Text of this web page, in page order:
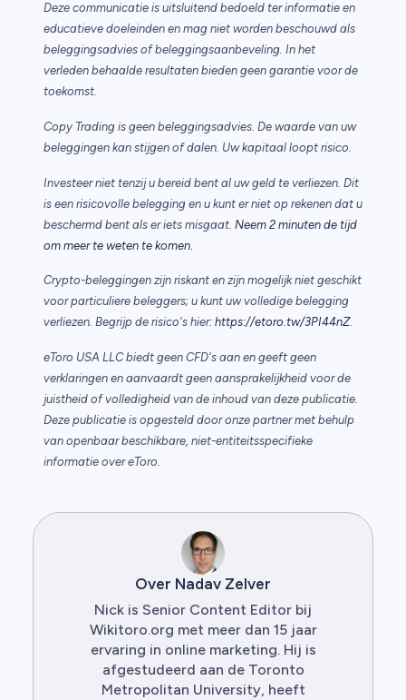
Deze communicatie is uitsluitend bedoeld ter informatie en
educatieve doeleinden en mag niet worden beschouwd als
beleggingsadvies of beleggingsaanbeveling. In het
verleden behaalde resultaten bieden geen garantie voor de
toekomst.
Copy Trading is geen beleggingsadvies. De waarde van uw
beleggingen kan stijgen of dalen. Uw kapitaal loopt risico.
Investeer niet tenzij u bereid bent al uw geld te verliezen. Dit
is een risicovolle belegging en u kunt er niet op rekenen dat u
beschermd bent als er iets misgaat. Neem 2 minuten de tijd
om meer te weten te komen.
Crypto-beleggingen zijn riskant en zijn mogelijk niet geschikt
voor particuliere beleggers; u kunt uw volledige belegging
verliezen. Begrijp de risico's hier: https://etoro.tw/3PI44nZ.
eToro USA LLC biedt geen CFD's aan en geeft geen
verklaringen en aanvaardt geen aansprakelijkheid voor de
juistheid of volledigheid van de inhoud van deze publicatie.
Deze publicatie is opgesteld door onze partner met behulp
van openbaar beschikbare, niet-entiteitsspecifieke
informatie over eToro.
Over Nadav Zelver
Nick is Senior Content Editor bij
Wikitoro.org met meer dan 15 jaar
ervaring in online marketing. Hij is
afgestudeerd aan de Toronto
Metropolitan University, heeft